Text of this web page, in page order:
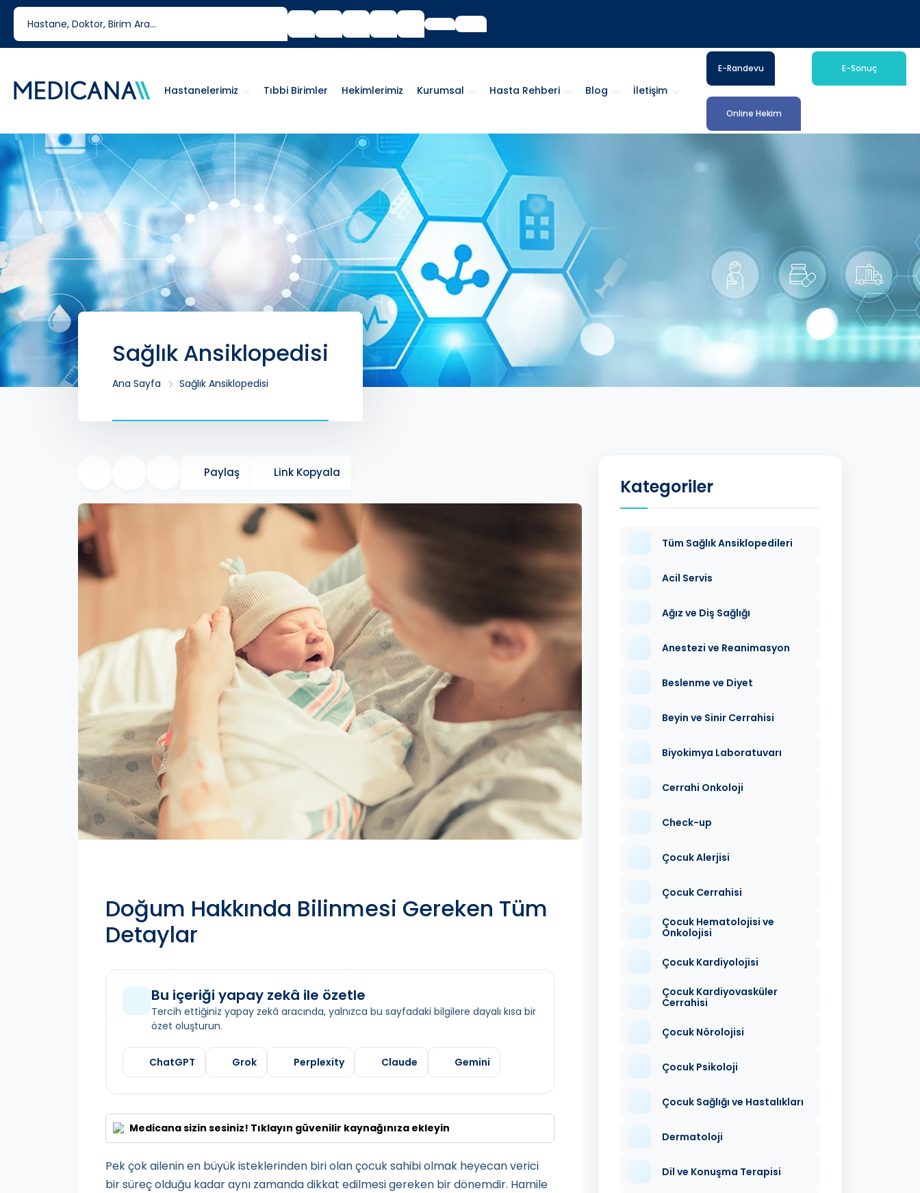
444 6 334
Tıbbi Birimler Hekimlerimiz Kurumsal Hasta Rehberi Blog İletişim
Hastanelerimiz
E-Randevu E-Sonuç
Online Hekim
Sağlık Ansiklopedisi
Ana Sayfa Sağlık Ansiklopedisi
Paylaş Link Kopyala
Doğum Hakkında Bilinmesi Gereken Tüm
Detaylar
Bu içeriği yapay zekâ ile özetle
Tercih ettiğiniz yapay zekâ aracında, yalnızca bu sayfadaki bilgilere dayalı kısa bir
özet oluşturun.
ChatGPT Grok Perplexity Claude Gemini
Medicana sizin sesiniz! Tıklayın güvenilir kaynağınıza ekleyin
Pek çok ailenin en büyük isteklerinden biri olan çocuk sahibi olmak heyecan verici
bir süreç olduğu kadar aynı zamanda dikkat edilmesi gereken bir dönemdir. Hamile
Kategoriler
Tüm Sağlık Ansiklopedileri
Acil Servis
Ağız ve Diş Sağlığı
Anestezi ve Reanimasyon
Beslenme ve Diyet
Beyin ve Sinir Cerrahisi
Biyokimya Laboratuvarı
Cerrahi Onkoloji
Check-up
Çocuk Alerjisi
Çocuk Cerrahisi
Çocuk Hematolojisi ve
Onkolojisi
Çocuk Kardiyolojisi
Çocuk Kardiyovasküler
Cerrahisi
Çocuk Nörolojisi
Çocuk Psikoloji
Çocuk Sağlığı ve Hastalıkları
Dermatoloji
Dil ve Konuşma Terapisi